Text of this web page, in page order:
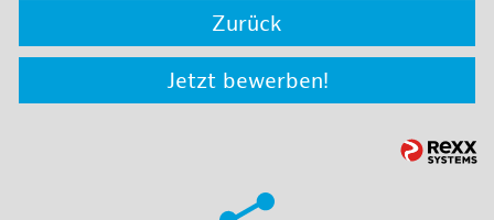
Zurück
Jetzt bewerben!